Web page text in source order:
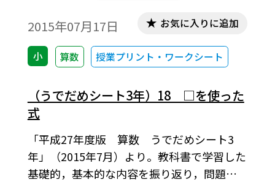
2015年07月17日
小 算数 授業プリント・ワークシート
お気に入りに追加
（うでだめシート3年）18 □を使った
式
「平成27年度版 算数 うでだめシート3
年」（2015年7月）より。教科書で学習した
基礎的，基本的な内容を振り返り，問題場